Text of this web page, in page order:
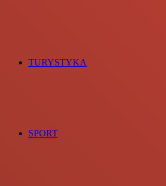
TURYSTYKA
SPORT